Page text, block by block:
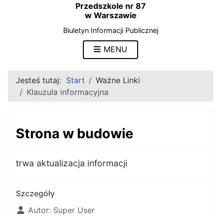
Przedszkole nr 87
w Warszawie
Biuletyn Informacji Publicznej
MENU
Jesteś tutaj: Start
Ważne Linki
Klauzula informacyjna
Strona w budowie
trwa aktualizacja informacji
Szczegóły
Autor: Super User